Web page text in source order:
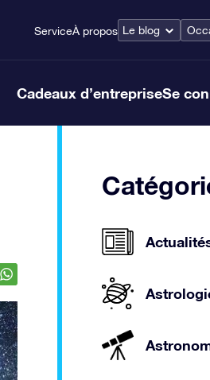
ServiceÀ propos Le blog
Cadeaux d’entrepriseSe